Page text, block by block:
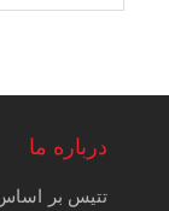
درباره ما
تتیس بر